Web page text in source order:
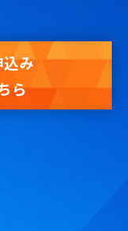
込み
ら